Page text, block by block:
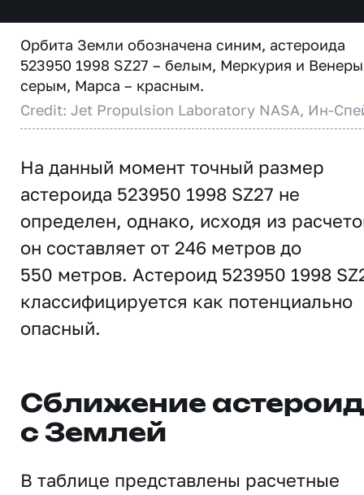
Орбита Земли обозначена синим, астероида
523950 1998 SZ27 – белым, Меркурия и
серым, Марса – красным.
Credit: Jet Propulsion Laboratory NASA, Ин-
На данный момент точный размер
астероида 523950 1998 SZ27 не
определен, однако, исходя из
он составляет от 246 метров до
550 метров. Астероид 523950 1998
классифицируется как потенциально
опасный.
Сближение
с Землей
В таблице представлены расчетные